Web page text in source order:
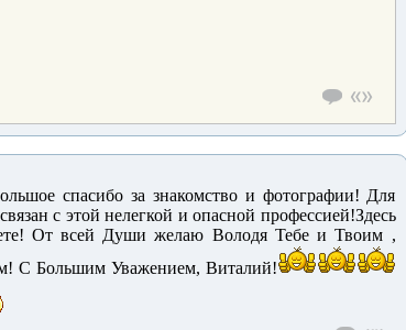
спасибо за знакомство и фотографии! Для
с этой нелегкой и опасной профессией!Здесь
От всей Души желаю Володя Тебе и Твоим ,
С Большим Уважением, Виталий!